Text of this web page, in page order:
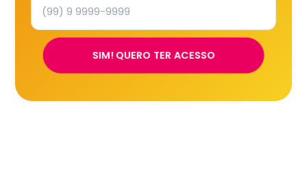
SIM! QUERO TER ACESSO